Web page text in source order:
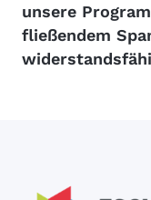
unsere
fließendem